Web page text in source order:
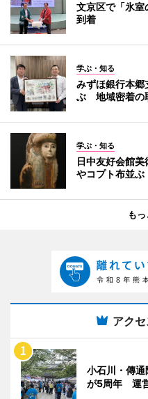
文京区で「氷
到着
学ぶ・知る
みずほ銀行本郷
ぶ 地域密着の
学ぶ・知る
日中友好会館
やコプト布並ぶ
も
アク
小石川・傳通
が5周年 運